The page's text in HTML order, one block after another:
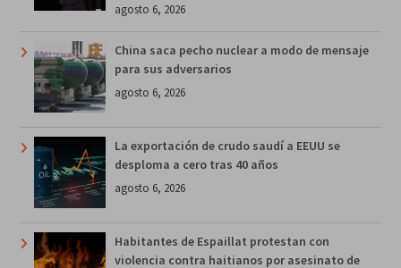
agosto 6, 2026
China saca pecho nuclear a modo de mensaje
para sus adversarios
agosto 6, 2026
La exportación de crudo saudí a EEUU se
desploma a cero tras 40 años
agosto 6, 2026
Habitantes de Espaillat protestan con
violencia contra haitianos por asesinato de